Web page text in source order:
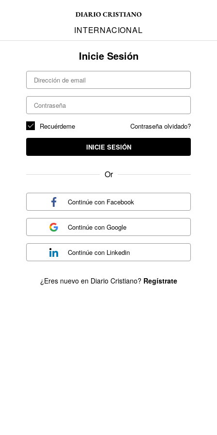
INTERNACIONAL
Inicie Sesión
Contraseña olvidado?
Recuérdeme
INICIE SESIÓN
Or
Continúe con Facebook
Continúe conGoogle
Continúe con Linkedin
¿Eres nuevo en Diario Cristiano? Regístrate